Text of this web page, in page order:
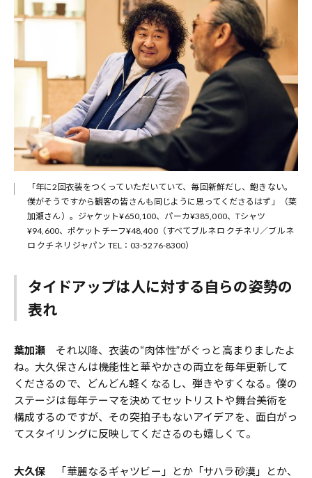
「年に2回衣装をつくっていただいていて、毎回新鮮だし、飽きない。
僕がそうですから観客の皆さんも同じように思ってくださるはず」（葉
加瀬さん）。ジャケット¥650,100、パーカ¥385,000、Tシャツ
¥94,600、ポケットチーフ¥48,400（すべてブルネロ クチネリ／ブルネ
ロ クチネリ ジャパン TEL：03-5276-8300）
タイドアップは人に対する自らの姿勢の
表れ
葉加瀬 それ以降、衣装の“肉体性”がぐっと高まりましたよ
ね。大久保さんは機能性と華やかさの両立を毎年更新して
くださるので、どんどん軽くなるし、弾きやすくなる。僕の
ステージは毎年テーマを決めてセットリストや舞台美術を
構成するのですが、その突拍子もないアイデアを、面白がっ
てスタイリングに反映してくださるのも嬉しくて。
大久保 「華麗なるギャツビー」とか「サハラ砂漠」とか、